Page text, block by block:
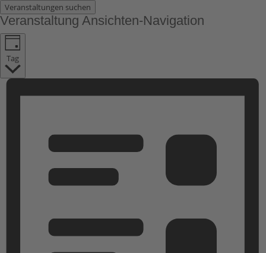
Veranstaltungen suchen
Veranstaltung Ansichten-Navigation
Tag